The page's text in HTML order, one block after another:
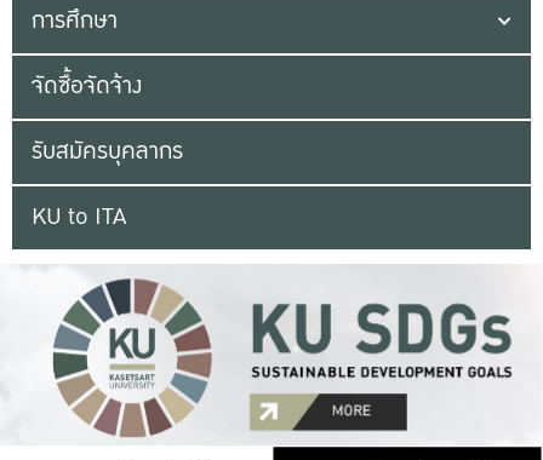
การศึกษา
จัดซื้อจัดจ้าง
รับสมัครบุคลากร
KU to ITA